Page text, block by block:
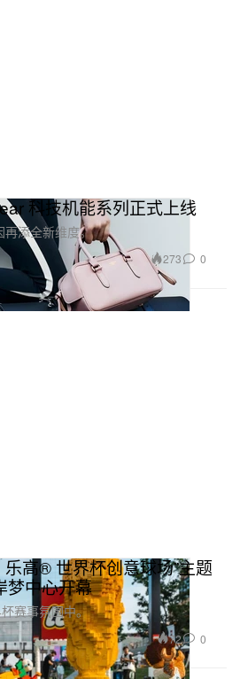
科技机能系列正式上线
再添全新维度。
273 0
高® 世界杯创意球场”主题
梦中心开幕
赛事氛围中。
72 0